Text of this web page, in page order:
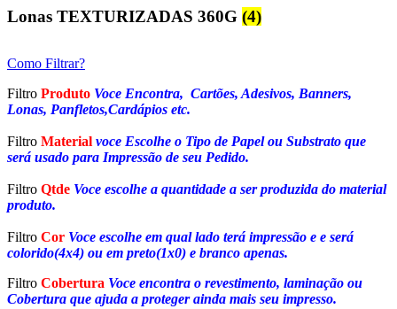
Lonas TEXTURIZADAS 360G (4)
Como Filtrar?
Filtro Produto Voce Encontra, Cartões, Adesivos, Banners,
Lonas, Panfletos,Cardápios etc.
Filtro Material voce Escolhe o Tipo de Papel ou Substrato que
será usado para Impressão de seu Pedido.
Filtro Qtde Voce escolhe a quantidade a ser produzida do material
produto.
Filtro Cor Voce escolhe em qual lado terá impressão e e será
colorido(4x4) ou em preto(1x0) e branco apenas.
Filtro Cobertura Voce encontra o revestimento, laminação ou
Cobertura que ajuda a proteger ainda mais seu impresso.